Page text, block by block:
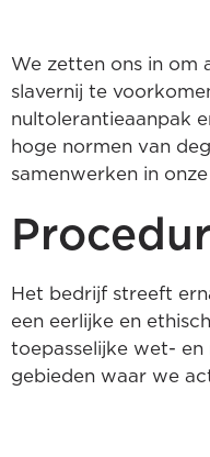
We zetten ons in om
slavernij te
nultolerantieaanpak
hoge normen van
samenwerken in
Het bedrijf streeft
een eerlijke en
toepasselijke wet- en
gebieden waar we